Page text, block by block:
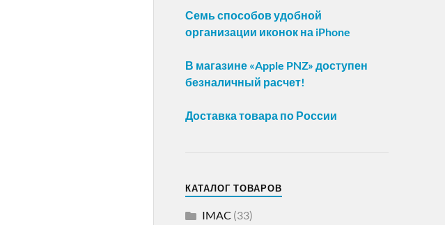
Семь способов удобной
организации иконок на iPhone
В магазине «Apple PNZ» доступен
безналичный расчет!
Доставка товара по России
КАТАЛОГ ТОВАРОВ
IMAC (33)